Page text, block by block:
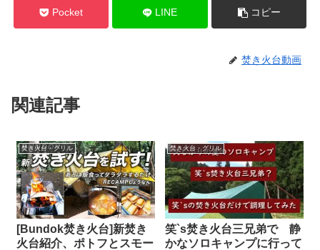
Pocket LINE コピー
焚き火台動画
関連記事
焚き火台・グリル
[Bundok焚き火台]新焚き
火台紹介、ポトフとスモー
焚き火台・グリル
笑`s焚き火台三兄弟で 静
かなソロキャンプに行って